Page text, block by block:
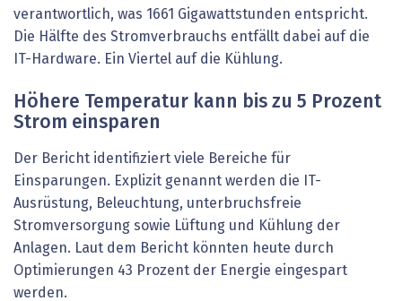
verantwortlich, was 1661 Gigawattstunden entspricht.
Die Hälfte des Stromverbrauchs entfällt dabei auf die
IT-Hardware. Ein Viertel auf die Kühlung.
Höhere Temperatur kann bis zu 5 Prozent
Strom einsparen
Der Bericht identifiziert viele Bereiche für
Einsparungen. Explizit genannt werden die IT-
Ausrüstung, Beleuchtung, unterbruchsfreie
Stromversorgung sowie Lüftung und Kühlung der
Anlagen. Laut dem Bericht könnten heute durch
Optimierungen 43 Prozent der Energie eingespart
werden.